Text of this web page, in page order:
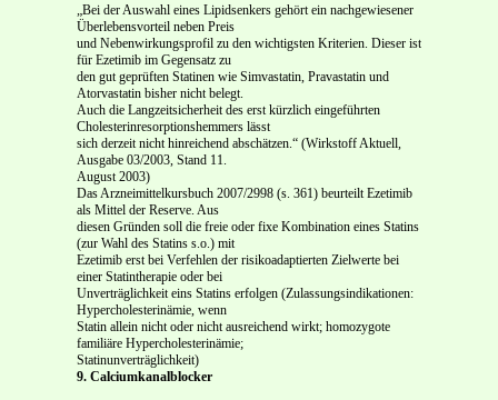
„Bei der Auswahl eines Lipidsenkers gehört ein nachgewiesener
Überlebensvorteil neben Preis
und Nebenwirkungsprofil zu den wichtigsten Kriterien. Dieser ist
für Ezetimib im Gegensatz zu
den gut geprüften Statinen wie Simvastatin, Pravastatin und
Atorvastatin bisher nicht belegt.
Auch die Langzeitsicherheit des erst kürzlich eingeführten
Cholesterinresorptionshemmers lässt
sich derzeit nicht hinreichend abschätzen.“ (Wirkstoff Aktuell,
Ausgabe 03/2003, Stand 11.
August 2003)
Das Arzneimittelkursbuch 2007/2998 (s. 361) beurteilt Ezetimib
als Mittel der Reserve. Aus
diesen Gründen soll die freie oder fixe Kombination eines Statins
(zur Wahl des Statins s.o.) mit
Ezetimib erst bei Verfehlen der risikoadaptierten Zielwerte bei
einer Statintherapie oder bei
Unverträglichkeit eins Statins erfolgen (Zulassungsindikationen:
Hypercholesterinämie, wenn
Statin allein nicht oder nicht ausreichend wirkt; homozygote
familiäre Hypercholesterinämie;
Statinunverträglichkeit)
9. Calciumkanalblocker